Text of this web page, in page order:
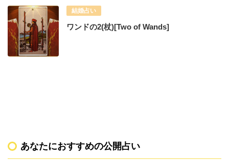
結婚占い
ワンドの2(杖)[Two of Wands]
あなたにおすすめの公開占い